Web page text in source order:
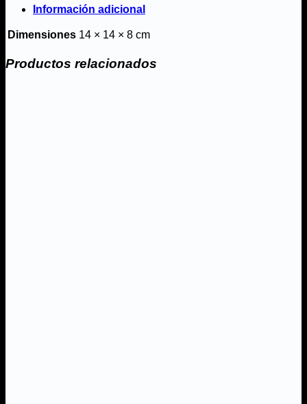
Información adicional
Dimensiones 14 × 14 × 8 cm
Productos relacionados